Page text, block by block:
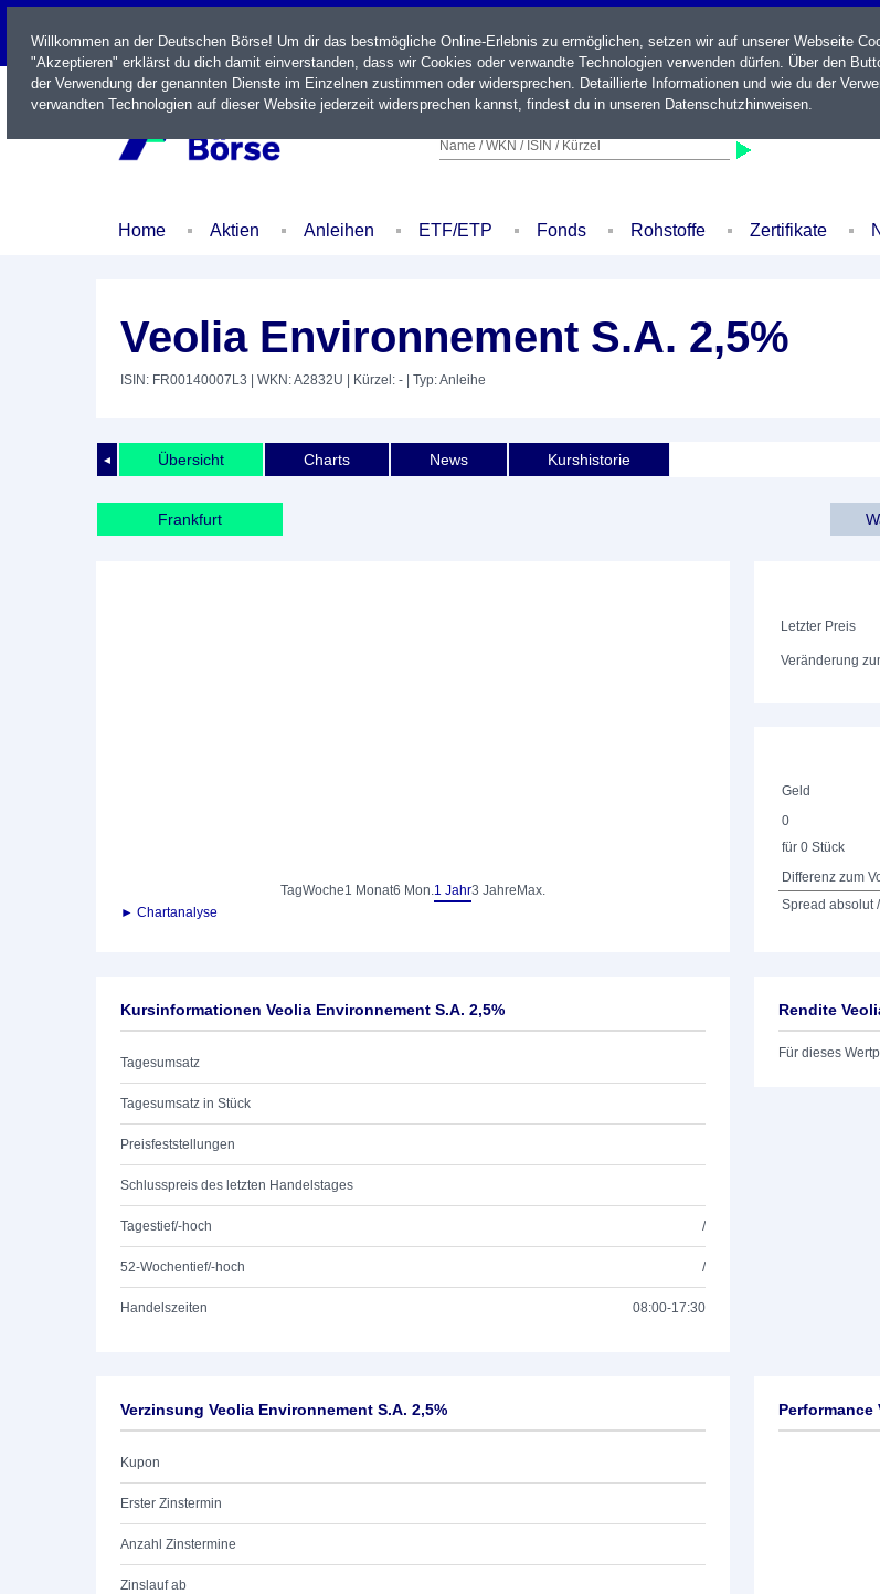
LIVE
Name / WKN / ISIN / Kürzel
Home Aktien Anleihen ETF/ETP Fonds Rohstoffe Zertifikate
Veolia Environnement S.A. 2,5%
ISIN: FR00140007L3 | WKN: A2832U | Kürzel: - | Typ: Anleihe
◄ Übersicht Charts News Kurshistorie
Frankfurt
TagWoche1 Monat6 Mon.1 Jahr3 Jahre Max.
► Chartanalyse
Letzter Preis
Veränderung
Geld
0
für 0 Stück
Differenz zum
Spread absolut
Kursinformationen Veolia Environnement S.A. 2,5%
Tagesumsatz
Tagesumsatz in Stück
Preisfeststellungen
Schlusspreis des letzten Handelstages
Tagestief/-hoch /
52-Wochentief/-hoch /
Handelszeiten 08:00-17:30
Rendite
Für dieses
Verzinsung Veolia Environnement S.A. 2,5%
Kupon
Erster Zinstermin
Anzahl Zinstermine
Zinslauf ab
Performance
Willkommen an der Deutschen Börse! Um dir das bestmögliche Online-Erlebnis zu ermöglichen, setzen wir auf unserer Webseite
"Akzeptieren" erklärst du dich damit einverstanden, dass wir Cookies oder verwandte Technologien verwenden dürfen. Über den
der Verwendung der genannten Dienste im Einzelnen zustimmen oder widersprechen. Detaillierte Informationen und wie du der
verwandten Technologien auf dieser Website jederzeit widersprechen kannst, findest du in unseren Datenschutzhinweisen.